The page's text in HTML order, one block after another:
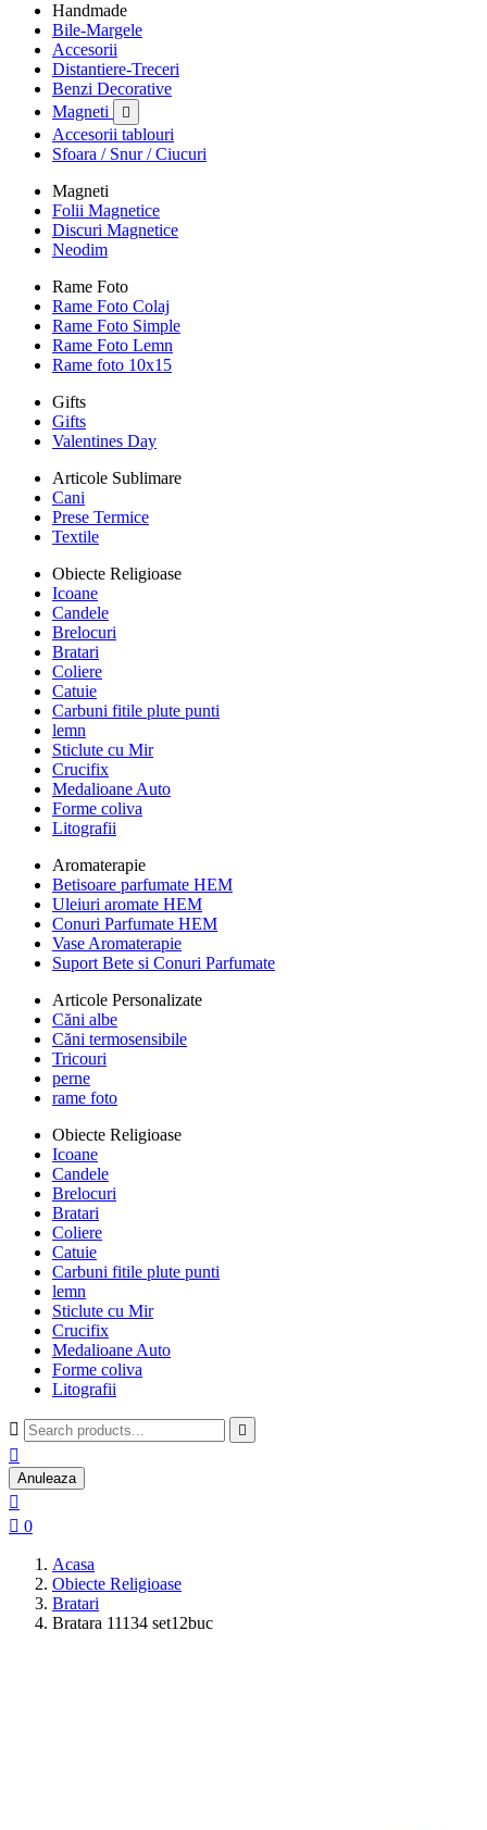
Handmade
Bile-Margele
Accesorii
Distantiere-Treceri
Benzi Decorative
Magneti

Accesorii tablouri
Sfoara / Snur / Ciucuri
Magneti
Folii Magnetice
Discuri Magnetice
Neodim
Rame Foto
Rame Foto Colaj
Rame Foto Simple
Rame Foto Lemn
Rame foto 10x15
Gifts
Gifts
Valentines Day
Articole Sublimare
Cani
Prese Termice
Textile
Obiecte Religioase
Icoane
Candele
Brelocuri
Bratari
Coliere
Catuie
Carbuni fitile plute punti
lemn
Sticlute cu Mir
Crucifix
Medalioane Auto
Forme coliva
Litografii
Aromaterapie
Betisoare parfumate HEM
Uleiuri aromate HEM
Conuri Parfumate HEM
Vase Aromaterapie
Suport Bete si Conuri Parfumate
Articole Personalizate
Căni albe
Căni termosensibile
Tricouri
perne
rame foto
Obiecte Religioase
Icoane
Candele
Brelocuri
Bratari
Coliere
Catuie
Carbuni fitile plute punti
lemn
Sticlute cu Mir
Crucifix
Medalioane Auto
Forme coliva
Litografii
 

Anuleaza

 0
Acasa
Obiecte Religioase
Bratari
Bratara 11134 set12buc